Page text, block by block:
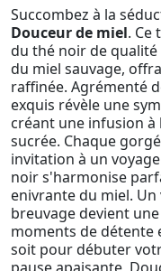
Succombez à la
Douceur de miel. Ce
du thé noir de
du miel sauvage,
raffinée. Agrémenté
exquis révèle une
créant une infusion
sucrée. Chaque
invitation à un
noir s'harmonise
enivrante du miel.
breuvage devient
moments de détente
soit pour débuter